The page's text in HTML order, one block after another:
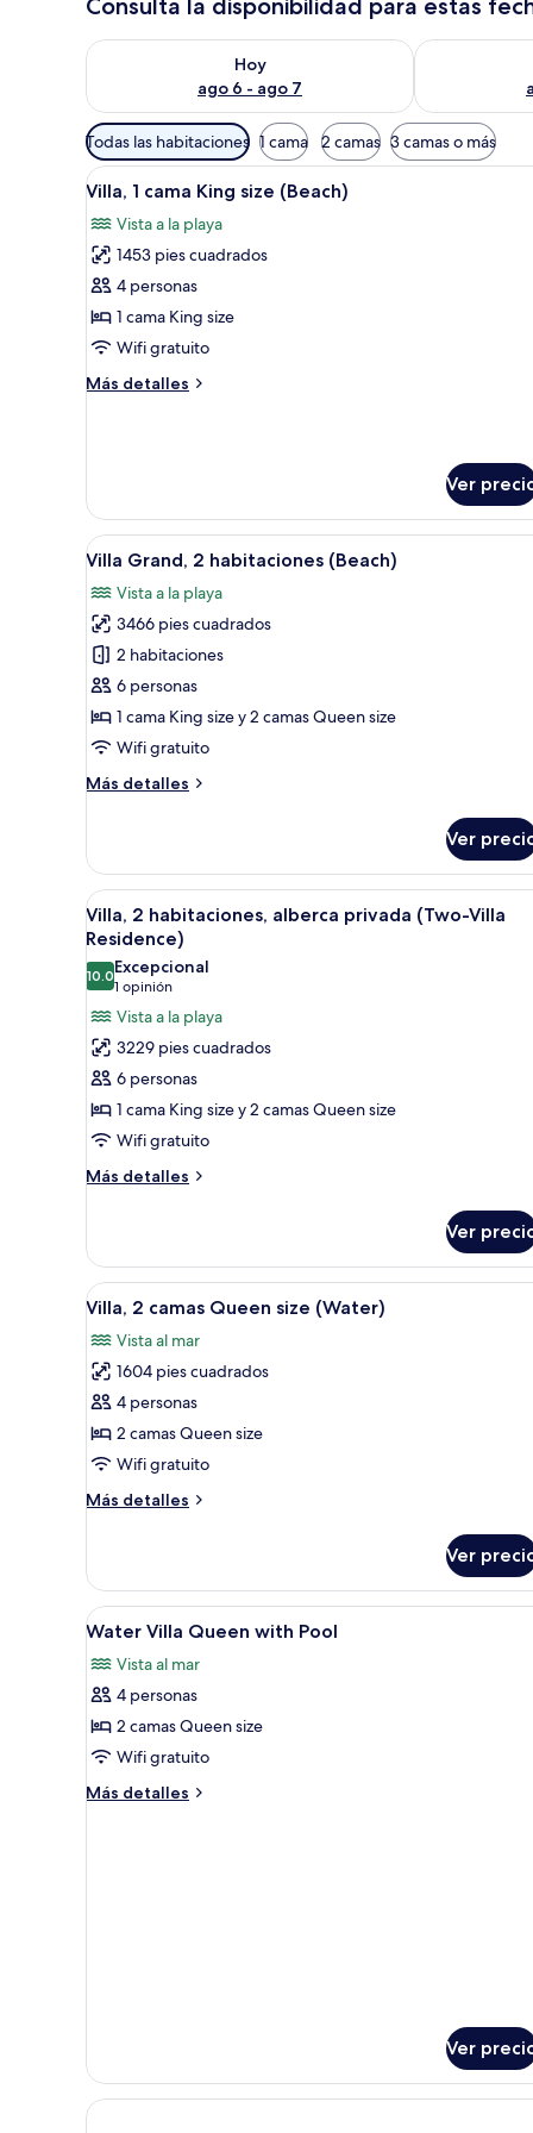
Hoy
ago 6 - ago 7
Consulta la disponibilidad para hoy ago 6 - ago 7
Consulta la
Filtros
disponibles
para
habitaciones
Todas las habitaciones 1 cama 2 camas 3 camas o más
Abrir
todas
las
fotos
de
Villa,
1
King
Una habitación amplia con
8
Villa, 1 cama King size (Beach)
Vista a la playa
1453 pies cuadrados
4 personas
1 cama King size
Wifi gratuito
Más detalles
Más
King
size
(Beach)
Ver
Abrir
todas
las
fotos
de
Villa
Grand,
2
habitaciones
(Beach)
Una sala de estar moderna
21
Villa Grand, 2 habitaciones (Beach)
Vista a la playa
3466 pies cuadrados
2 habitaciones
6 personas
1 cama King size y 2 camas Queen size
Wifi gratuito
Más detalles
Más
Grand,
habitaciones
(Beach)
Ver
Abrir
todas
las
fotos
de
Villa,
2
habitaciones,
alberca
privada
(Two-
Una sala de estar moderna
19
Villa, 2 habitaciones, alberca privada (Two-Villa
Residence)
10.010.0 de 10
Excepcional
1 opinión
(1
opinión)
Vista a la playa
3229 pies cuadrados
6 personas
1 cama King size y 2 camas Queen size
Wifi gratuito
Más detalles
Más
2
habitaciones,
alberca
(Two-
Villa
Residence)
Ver
Abrir
todas
las
fotos
de
Villa,
2
Queen
Vista aérea de bungalows
17
Villa, 2 camas Queen size (Water)
Vista al mar
1604 pies cuadrados
4 personas
2 camas Queen size
Wifi gratuito
Más detalles
Más
2
camas
Queen
(Water)
Ver
Abrir
todas
las
fotos
de
Water
Villa
Queen
Una habitación lujosa con
2
Water Villa Queen with Pool
Vista al mar
4 personas
2 camas Queen size
Wifi gratuito
Más detalles
Más
Ver